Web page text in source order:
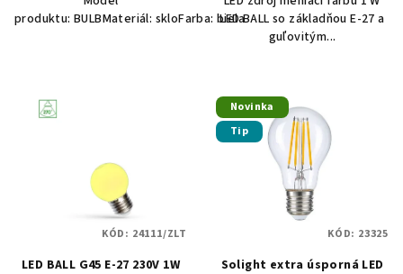
produktu: BULBMateriál: skloFarba: bielaLED BALL so základňou E-27 a
guľovitým...
LED BALL G45 E-27 230V 1W
KÓD: 24111/ZLT
Novinka
Tip
Solight extra úsporná LED
KÓD: 23325